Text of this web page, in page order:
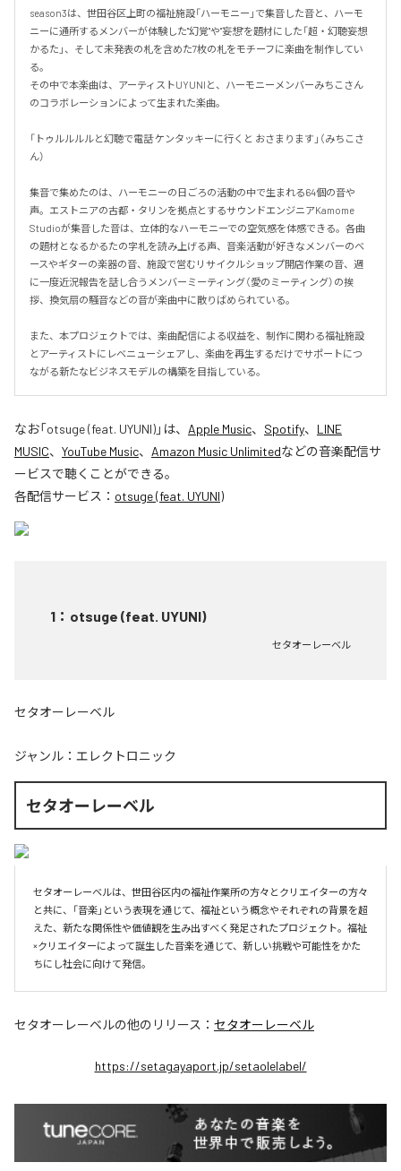
season3は、世田谷区上町の福祉施設「ハーモニー」で集音した音と、ハーモ
ニーに通所するメンバーが体験した"幻覚"や"妄想"を題材にした「超・幻聴妄想
かるた」、そして未発表の札を含めた7枚の札をモチーフに楽曲を制作してい
る。
その中で本楽曲は、アーティストUYUNIと、ハーモニーメンバーみちこさん
のコラボレーションによって生まれた楽曲。
「トゥルルルルと幻聴で電話 ケンタッキーに行くと おさまります」（みちこさ
ん）
集音で集めたのは、ハーモニーの日ごろの活動の中で生まれる64個の音や
声。エストニアの古都・タリンを拠点とするサウンドエンジニアKamome
Studioが集音した音は、立体的なハーモニーでの空気感を体感できる。各曲
の題材となるかるたの字札を読み上げる声、音楽活動が好きなメンバーのベ
ースやギターの楽器の音、施設で営むリサイクルショップ開店作業の音、週
に一度近況報告を話し合うメンバーミーティング（愛のミーティング）の挨
拶、換気扇の騒音などの音が楽曲中に散りばめられている。
また、本プロジェクトでは、楽曲配信による収益を、制作に関わる福祉施設
とアーティストにレベニューシェアし、楽曲を再生するだけでサポートにつ
ながる新たなビジネスモデルの構築を目指している。
なお「otsuge (feat. UYUNI)」は、 Apple Music、 Spotify、 LINE
MUSIC、 YouTube Music、 Amazon Music Unlimitedなどの音楽配信サ
ービスで聴くことができる。
各配信サービス： otsuge (feat. UYUNI)
1 ： otsuge (feat. UYUNI)
セタオーレーベル
セタオーレーベル
ジャンル： エレクトロニック
セタオーレーベル
セタオーレーベルは、世田谷区内の福祉作業所の方々とクリエイターの方々
と共に、「音楽」という表現を通じて、福祉という概念やそれぞれの背景を超
えた、新たな関係性や価値観を生み出すべく発足されたプロジェクト。福祉
×クリエイターによって誕生した音楽を通じて、新しい挑戦や可能性をかた
ちにし社会に向けて発信。
セタオーレーベルの他のリリース： セタオーレーベル
https://setagayaport.jp/setaolelabel/